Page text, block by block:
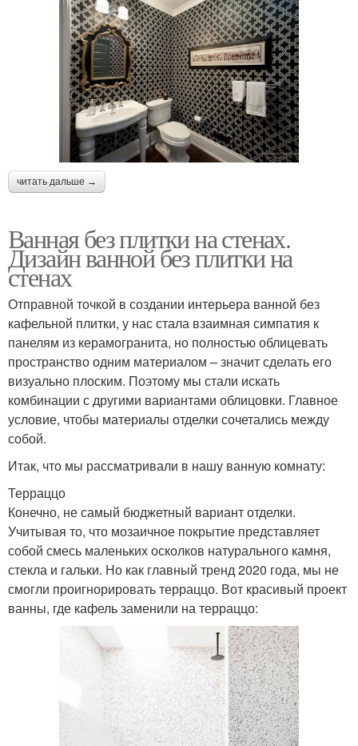
читать дальше →
Ванная без плитки на стенах.
Дизайн ванной без плитки на
стенах
Отправной точкой в создании интерьера ванной без
кафельной плитки, у нас стала взаимная симпатия к
панелям из керамогранита, но полностью облицевать
пространство одним материалом – значит сделать его
визуально плоским. Поэтому мы стали искать
комбинации с другими вариантами облицовки. Главное
условие, чтобы материалы отделки сочетались между
собой.
Итак, что мы рассматривали в нашу ванную комнату:
Терраццо
Конечно, не самый бюджетный вариант отделки.
Учитывая то, что мозаичное покрытие представляет
собой смесь маленьких осколков натурального камня,
стекла и гальки. Но как главный тренд 2020 года, мы не
смогли проигнорировать терраццо. Вот красивый проект
ванны, где кафель заменили на терраццо: